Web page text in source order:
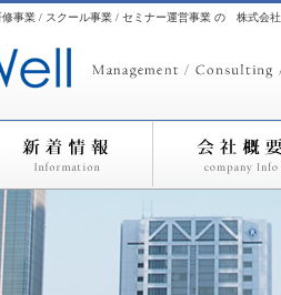
事業 / スクール事業 / セミナー運営事業 の 株式会